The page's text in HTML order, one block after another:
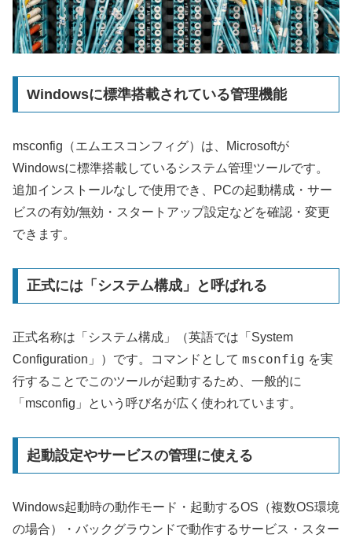
Windowsに標準搭載されている管理機能
msconfig（エムエスコンフィグ）は、Microsoftが
Windowsに標準搭載しているシステム管理ツールです。
追加インストールなしで使用でき、PCの起動構成・サー
ビスの有効/無効・スタートアップ設定などを確認・変更
できます。
正式には「システム構成」と呼ばれる
正式名称は「システム構成」（英語では「System
Configuration」）です。コマンドとして msconfig を実
行することでこのツールが起動するため、一般的に
「msconfig」という呼び名が広く使われています。
起動設定やサービスの管理に使える
Windows起動時の動作モード・起動するOS（複数OS環境
の場合）・バックグラウンドで動作するサービス・スター